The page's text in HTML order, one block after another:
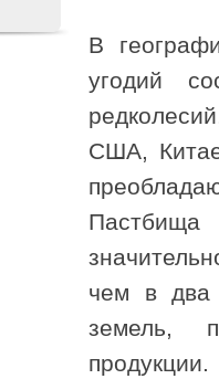
В
угодий
США,
Пастбища
чем в два
земель,